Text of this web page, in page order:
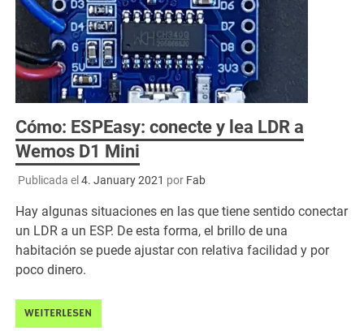
Cómo: ESPEasy: conecte y lea LDR a
Wemos D1 Mini
Publicada el 4. January 2021 por Fab
Hay algunas situaciones en las que tiene sentido conectar
un LDR a un ESP. De esta forma, el brillo de una
habitación se puede ajustar con relativa facilidad y por
poco dinero.
WEITERLESEN